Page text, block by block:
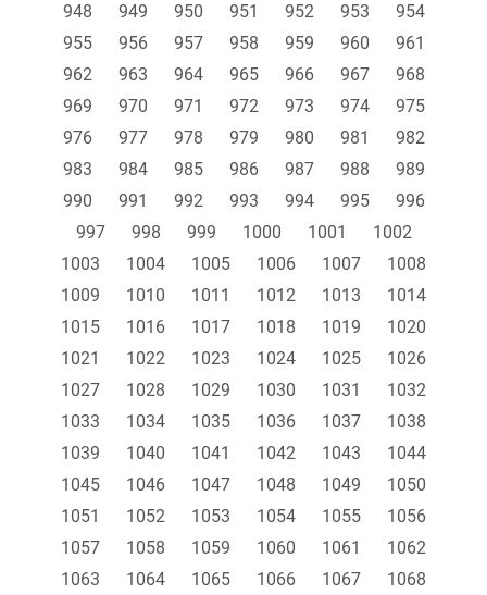
948
949 950 951 952 953
954
955
956 957 958 959 960
961
962
963 964 965 966 967
968
969
970 971 972 973 974
975
976
977 978 979 980 981
982
983
984 985 986 987 988
989
990
991 992 993 994 995
996
997
998 999 1000 1001
1002
1003
1004 1005 1006 1007
1008
1009
1010 1011 1012 1013
1014
1015
1016 1017 1018 1019
1020
1021
1022 1023 1024 1025
1026
1027
1028 1029 1030 1031
1032
1033
1034 1035 1036 1037
1038
1039
1040 1041 1042 1043
1044
1045
1046 1047 1048 1049
1050
1051
1052 1053 1054 1055
1056
1057
1058 1059 1060 1061
1062
1063
1064 1065 1066 1067
1068